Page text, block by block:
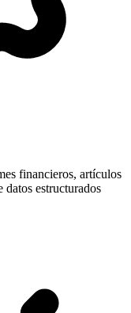
financieros, artículos
datos estructurados